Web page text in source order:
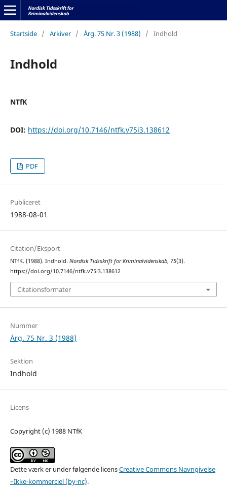
Startside / Arkiver / Årg. 75 Nr. 3 (1988) / Indhold
Indhold
NTfK
DOI: https://doi.org/10.7146/ntfk.v75i3.138612
PDF
Publiceret
1988-08-01
Citation/Eksport
NTfK. (1988). Indhold. Nordisk Tidsskrift for Kriminalvidenskab, 75(3).
https://doi.org/10.7146/ntfk.v75i3.138612
Citationsformater
Nummer
Årg. 75 Nr. 3 (1988)
Sektion
Indhold
Licens
Copyright (c) 1988 NTfK
Dette værk er under følgende licensCreative Commons Navngivelse
–Ikke-kommerciel (by-nc).